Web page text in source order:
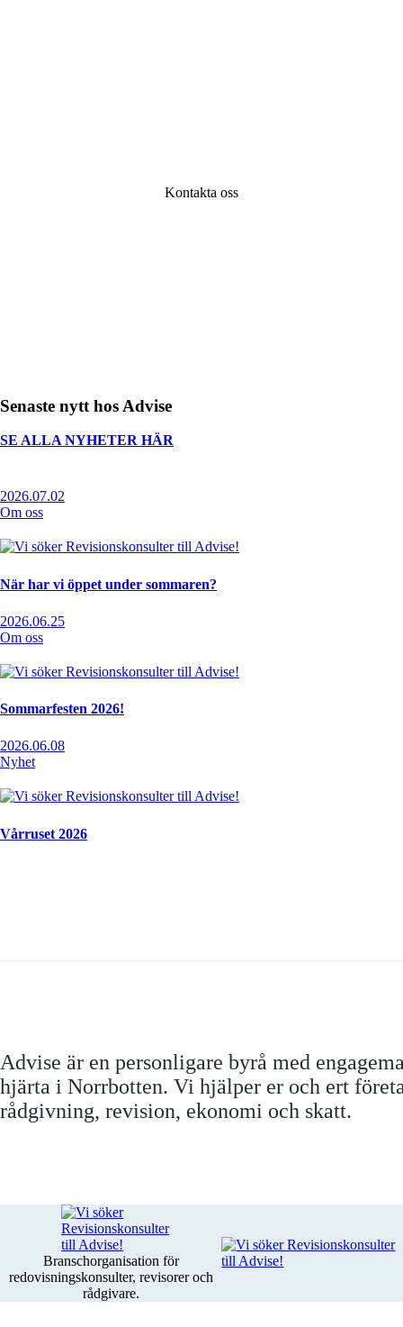
Kontakta oss
Senaste nytt hos Advise
SE ALLA NYHETER HÄR
2026.07.02
Om oss
När har vi öppet under sommaren?
2026.06.25
Om oss
Sommarfesten 2026!
2026.06.08
Nyhet
Vårruset 2026
Advise är en personligare byrå med
hjärta i Norrbotten. Vi hjälper er och ert
rådgivning, revision, ekonomi och skatt.
Branschorganisation för
redovisningskonsulter, revisorer och
rådgivare.